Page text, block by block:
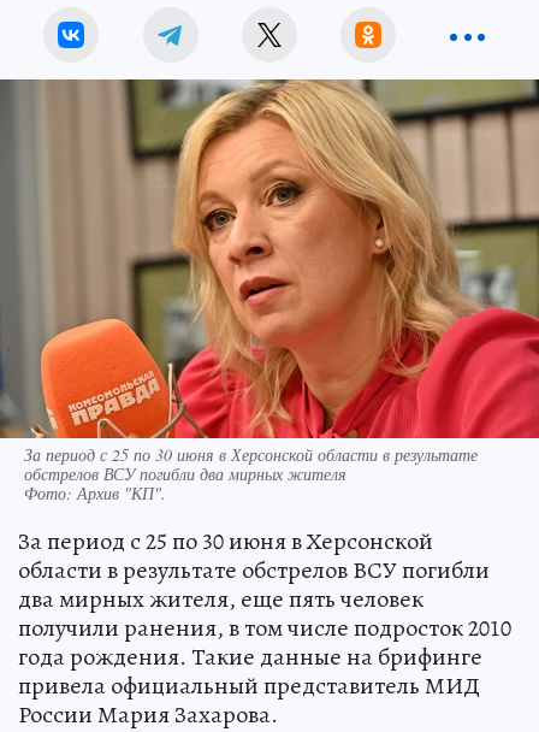
За период с 25 по 30 июня в Херсонской области в результате
обстрелов ВСУ погибли два мирных жителя
Фото: Архив "КП".
За период с 25 по 30 июня в Херсонской
области в результате обстрелов ВСУ погибли
два мирных жителя, еще пять человек
получили ранения, в том числе подросток 2010
года рождения. Такие данные на брифинге
привела официальный представитель МИД
России Мария Захарова.